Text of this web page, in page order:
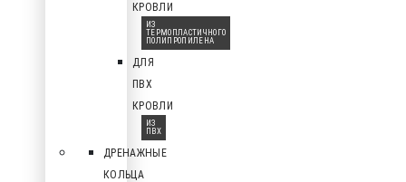
КРОВЛИ
ИЗ
ТЕРМОПЛАСТИЧНОГО
ПОЛИПРОПИЛЕНА
ДЛЯ
ПВХ
КРОВЛИ
ИЗ
ПВХ
ДРЕНАЖНЫЕ
КОЛЬЦА